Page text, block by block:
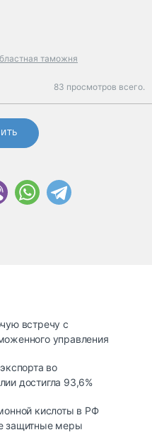
таможня
83 просмотров всего.
встречу с
управления
во
достигла 93,6%
кислоты в РФ
защитные меры